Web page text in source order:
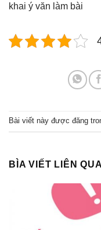
khai ý văn làm bài
Bài viết này được đăng
BÌA VIẾT LIÊN